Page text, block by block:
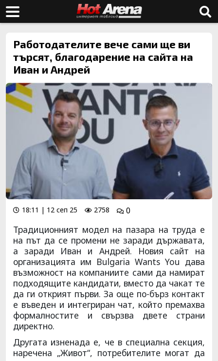
Работодателите вече сами ще ви
търсят, благодарение на сайта на
Иван и Андрей
18:11 | 12 сеп 25 2758 0
Традиционният модел на пазара на труда е
на път да се промени не заради държавата,
а заради Иван и Андрей. Новия сайт на
организацията им Bulgaria Wants You дава
възможност на компаниите сами да намират
подходящите кандидати, вместо да чакат те
да ги открият първи. За още по-бърз контакт
е въведен и интегриран чат, който премахва
формалностите и свързва двете страни
директно.
Другата изненада е, че в специална секция,
наречена „Живот“, потребителите могат да